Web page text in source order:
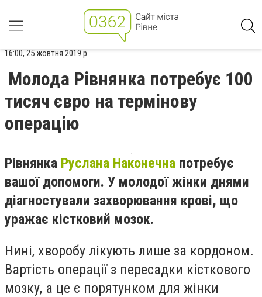
16:00, 25 жовтня 2019 р.
Молода Рівнянка потребує 100
тисяч євро на термінову
операцію
Рівнянка Руслана Наконечна потребує
вашої допомоги. У молодої жінки днями
діагностували захворювання крові, що
уражає кістковий мозок.
Нині, хворобу лікують лише за кордоном.
Вартість операції з пересадки кісткового
мозку, а це є порятунком для жінки